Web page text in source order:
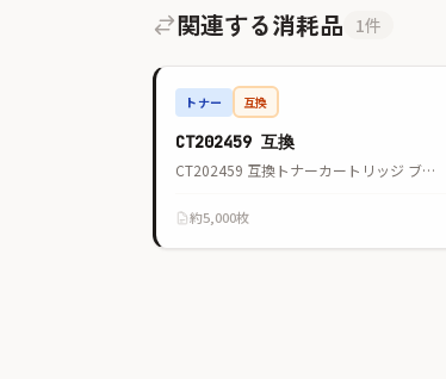
関連する消耗品 1件
トナー 互換
CT202459 互換
CT202459 互換トナーカートリッジ ブラック
約5,000枚